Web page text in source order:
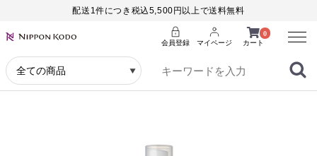
配送1件につき税込5,500円以上で送料無料
0
カート
会員登録 マイページ
Menu